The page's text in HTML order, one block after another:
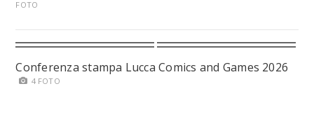
FOTO
Conferenza stampa Lucca Comics and Games 2026
4 FOTO